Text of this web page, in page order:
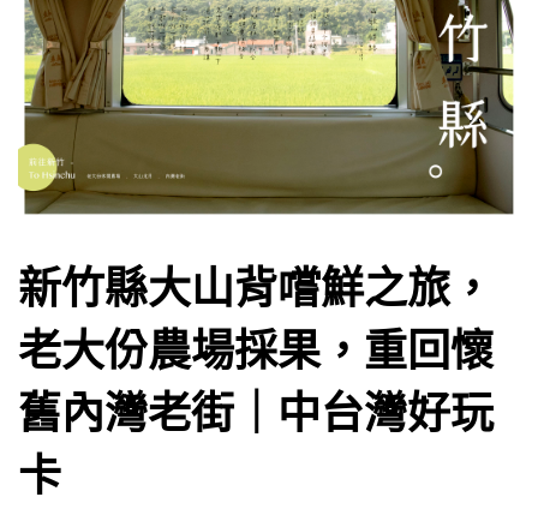
新竹縣大山背嚐鮮之旅，
老大份農場採果，重回懷
舊內灣老街｜中台灣好玩
卡